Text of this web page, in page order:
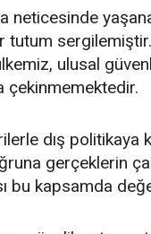
neticesinde
tutum
ulusal
çekinmemektedir.
dış
gerçeklerin
bu kapsamda